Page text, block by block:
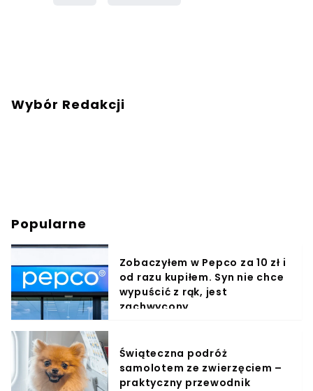
Wybór Redakcji
Popularne
Zobaczyłem w Pepco za 10 zł i
od razu kupiłem. Syn nie chce
wypuścić z rąk, jest
zachwycony
Świąteczna podróż
samolotem ze zwierzęciem –
praktyczny przewodnik